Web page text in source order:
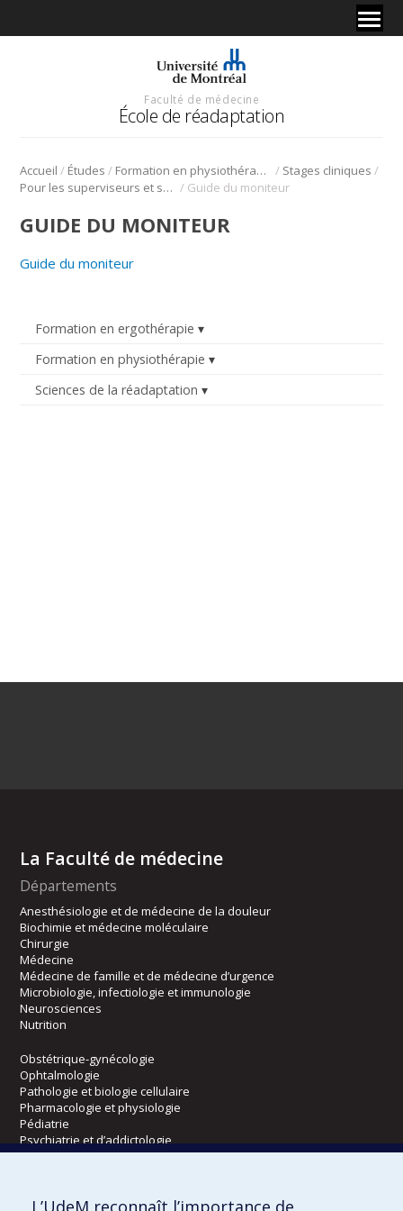
Faculté de médecine
École de réadaptation
Accueil / Études / Formation en physiothérapie / Stages cliniques /
Pour les superviseurs et superviseures cliniques / Guide du moniteur
Formation en ergothérapie
Formation en physiothérapie
Sciences de la réadaptation
GUIDE DU MONITEUR
Guide du moniteur
La Faculté de médecine
Départements
Anesthésiologie et de médecine de la douleur
Biochimie et médecine moléculaire
Chirurgie
Médecine
Médecine de famille et de médecine d’urgence
Microbiologie, infectiologie et immunologie
Neurosciences
Nutrition
Obstétrique-gynécologie
Ophtalmologie
Pathologie et biologie cellulaire
Pharmacologie et physiologie
Pédiatrie
Psychiatrie et d’addictologie
Radiologie, radio-oncologie et médecine nucléaire
L’UdeM reconnaît l’importance de